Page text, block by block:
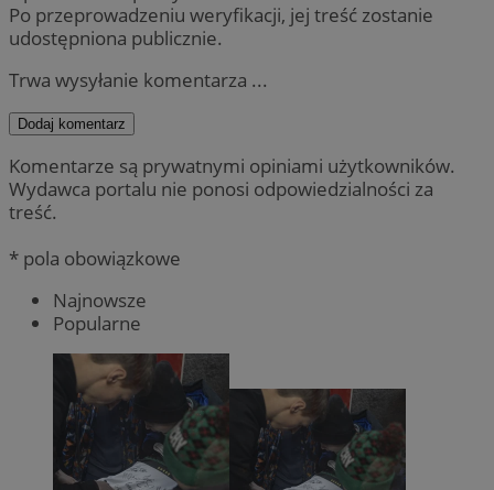
Po przeprowadzeniu weryfikacji, jej treść zostanie
udostępniona publicznie.
Trwa wysyłanie komentarza ...
Dodaj komentarz
Komentarze są prywatnymi opiniami użytkowników.
Wydawca portalu nie ponosi odpowiedzialności za
treść.
* pola obowiązkowe
Najnowsze
Popularne